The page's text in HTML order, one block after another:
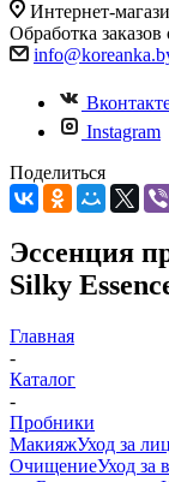
Интернет-
Обработка
Instagram
Поделиться
Эссенция
Silky
Главная
-
Каталог
-
Пробники
МакияжУход за
ОчищениеУход за